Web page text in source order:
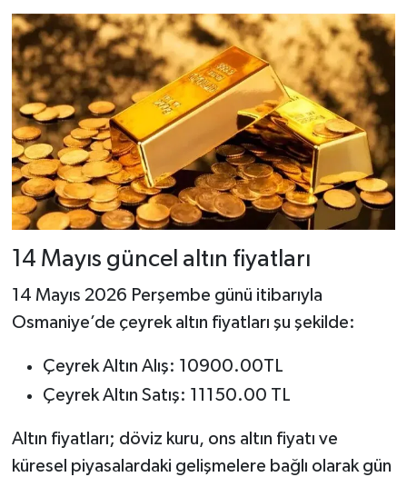
14 Mayıs güncel altın fiyatları
14 Mayıs 2026 Perşembe günü itibarıyla
Osmaniye’de çeyrek altın fiyatları şu şekilde:
Çeyrek Altın Alış: 10900.00TL
Çeyrek Altın Satış: 11150.00 TL
Altın fiyatları; döviz kuru, ons altın fiyatı ve
küresel piyasalardaki gelişmelere bağlı olarak gün